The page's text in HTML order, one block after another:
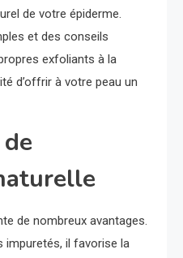
de votre épiderme.
et des conseils
exfoliants à la
d’offrir à votre peau un
de nombreux avantages.
impuretés, il favorise la